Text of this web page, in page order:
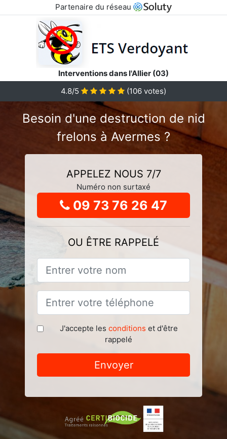
Partenaire du réseau
Interventions dans l'Allier (03)
4.8/5 (106 votes)
Besoin d'une destruction de nid
frelons à Avermes ?
APPELEZ NOUS 7/7
Numéro non surtaxé
09 73 76 26 47
OU ÊTRE RAPPELÉ
J'accepte les conditions et d'être
rappelé
Envoyer